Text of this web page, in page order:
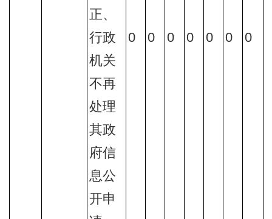
正、
行政
机关
不再
处理
其政
府信
息公
开申
0 0 0 0 0 0 0